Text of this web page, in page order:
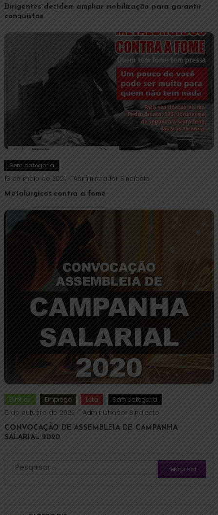
Dirigentes decidem ampliar mobilização para garantir
conquistas
Sem categoria
13 de maio de 2021 Administrador Sindicato
Metalúrgicos contra a fome
Direitos Emprego Luta Sem categoria
6 de outubro de 2020 Administrador Sindicato
CONVOCAÇÃO DE ASSEMBLEIA DE CAMPANHA
SALARIAL 2020